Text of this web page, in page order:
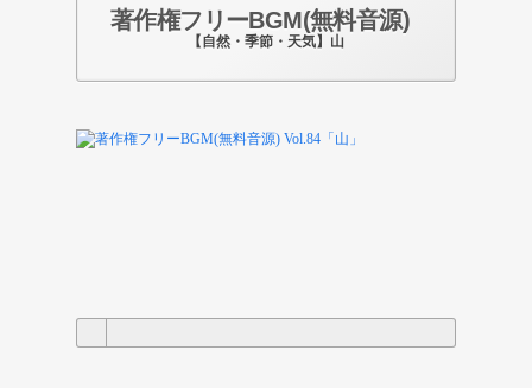
著作権フリーBGM(無料音源)
【自然・季節・天気】山